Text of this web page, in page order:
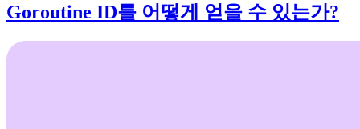
Goroutine ID를 어떻게 얻을 수 있는가?